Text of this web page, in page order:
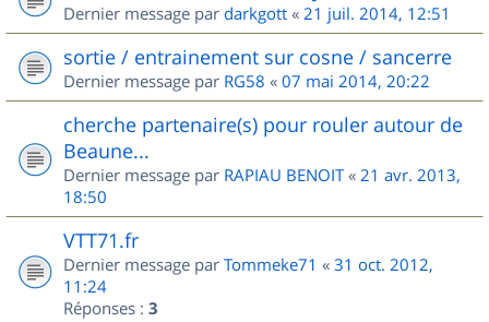
Dernier message par darkgott « 21 juil. 2014, 12:51
sortie / entrainement sur cosne / sancerre
Dernier message par RG58 « 07 mai 2014, 20:22
cherche partenaire(s) pour rouler autour de
Beaune...
Dernier message par RAPIAU BENOIT« 21 avr. 2013,
18:50
VTT71.fr
Dernier message par Tommeke71 « 31 oct. 2012,
11:24
Réponses : 3